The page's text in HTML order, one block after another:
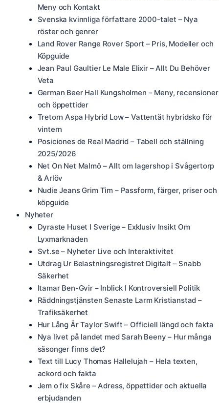
Meny och Kontakt
Svenska kvinnliga författare 2000-talet – Nya
röster och genrer
Land Rover Range Rover Sport – Pris, Modeller och
Köpguide
Jean Paul Gaultier Le Male Elixir – Allt Du Behöver
Veta
German Beer Hall Kungsholmen – Meny, recensioner
och öppettider
Tretorn Aspa Hybrid Low – Vattentät hybridsko för
vintern
Posiciones de Real Madrid – Tabell och ställning
2025/2026
Net On Net Malmö – Allt om lagershop i Svågertorp
& Arlöv
Nudie Jeans Grim Tim – Passform, färger, priser och
köpguide
Nyheter
Dyraste Huset I Sverige – Exklusiv Insikt Om
Lyxmarknaden
Svt.se – Nyheter Live och Interaktivitet
Utdrag Ur Belastningsregistret Digitalt – Snabb
Säkerhet
Itamar Ben-Gvir – Inblick I Kontroversiell Politik
Räddningstjänsten Senaste Larm Kristianstad –
Trafiksäkerhet
Hur Lång Är Taylor Swift – Officiell längd och fakta
Nya livet på landet med Sarah Beeny – Hur många
säsonger finns det?
Text till Lucy Thomas Hallelujah – Hela texten,
ackord och fakta
Jem o fix Skåre – Adress, öppettider och aktuella
erbjudanden